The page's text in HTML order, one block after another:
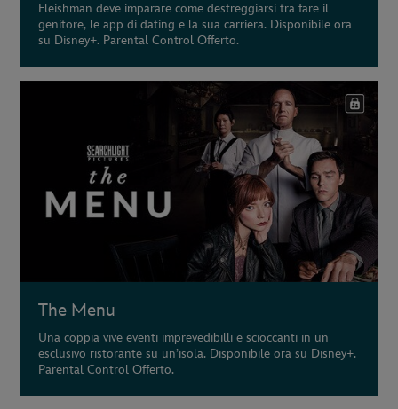
Fleishman deve imparare come destreggiarsi tra fare il
genitore, le app di dating e la sua carriera. Disponibile ora
su Disney+. Parental Control Offerto.
The Menu
Una coppia vive eventi imprevedibilli e scioccanti in un
esclusivo ristorante su un’isola. Disponibile ora su Disney+.
Parental Control Offerto.